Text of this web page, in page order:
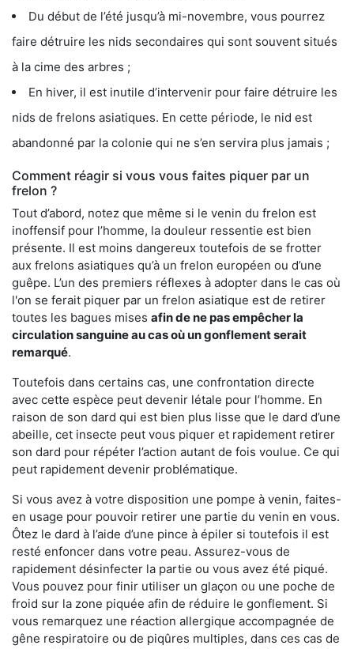
Du début de l’été jusqu’à mi-novembre, vous pourrez
faire détruire les nids secondaires qui sont souvent situés
à la cime des arbres ;
En hiver, il est inutile d’intervenir pour faire détruire les
nids de frelons asiatiques. En cette période, le nid est
abandonné par la colonie qui ne s’en servira plus jamais ;
Comment réagir si vous vous faites piquer par un
frelon ?
Tout d’abord, notez que même si le venin du frelon est
inoffensif pour l’homme, la douleur ressentie est bien
présente. Il est moins dangereux toutefois de se frotter
aux frelons asiatiques qu’à un frelon européen ou d’une
guêpe. L’un des premiers réflexes à adopter dans le cas où
l'on se ferait piquer par un frelon asiatique est de retirer
toutes les bagues mises afin de ne pas empêcher la
circulation sanguine au cas où un gonflement serait
remarqué.
Toutefois dans certains cas, une confrontation directe
avec cette espèce peut devenir létale pour l’homme. En
raison de son dard qui est bien plus lisse que le dard d’une
abeille, cet insecte peut vous piquer et rapidement retirer
son dard pour répéter l’action autant de fois voulue. Ce qui
peut rapidement devenir problématique.
Si vous avez à votre disposition une pompe à venin, faites-
en usage pour pouvoir retirer une partie du venin en vous.
Ôtez le dard à l’aide d’une pince à épiler si toutefois il est
resté enfoncer dans votre peau. Assurez-vous de
rapidement désinfecter la partie ou vous avez été piqué.
Vous pouvez pour finir utiliser un glaçon ou une poche de
froid sur la zone piquée afin de réduire le gonflement. Si
vous remarquez une réaction allergique accompagnée de
gêne respiratoire ou de piqûres multiples, dans ces cas de